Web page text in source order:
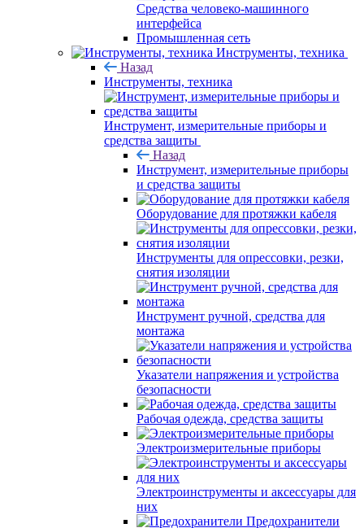
Средства человеко-машинного
интерфейса
Промышленная сеть
Инструменты, техника
Назад
Инструменты, техника
Инструмент, измерительные приборы и
средства защиты
Назад
Инструмент, измерительные приборы
и средства защиты
Оборудование для протяжки кабеля
Инструменты для опрессовки, резки,
снятия изоляции
Инструмент ручной, средства для
монтажа
Указатели напряжения и устройства
безопасности
Рабочая одежда, средства защиты
Электроизмерительные приборы
Электроинструменты и аксессуары для
них
Предохранители